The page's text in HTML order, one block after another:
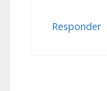
Responder